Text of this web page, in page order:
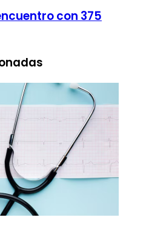
con 375